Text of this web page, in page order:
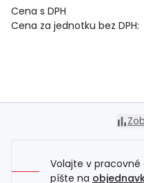
Cena za jednotku bez DPH:
Cena s DPH
Volajte v pracovné
píšte na